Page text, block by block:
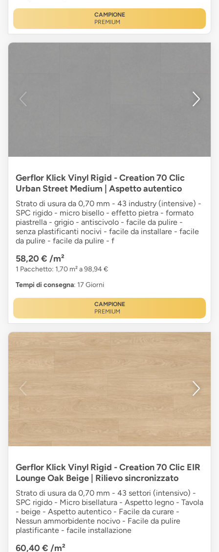
CAMPIONE
PREMIUM
Gerflor Klick Vinyl Rigid - Creation 70 Clic
Urban Street Medium | Aspetto autentico
Strato di usura da 0,70 mm - 43 industry (intensive) -
SPC rigido - micro bisello - effetto pietra - formato
piastrella - grigio - antiscivolo - facile da pulire -
senza plastificanti nocivi - facile da installare - facile
da pulire - facile da pulire - f
58,20 € /m²
1 Pacchetto: 1,70 m² a 98,94 €
Tempi di consegna: 17 Giorni
CAMPIONE
PREMIUM
Gerflor Klick Vinyl Rigid - Creation 70 Clic EIR
Lounge Oak Beige | Rilievo sincronizzato
Strato di usura da 0,70 mm - 43 settori (intensivo) -
SPC rigido - Micro bisellatura - Aspetto legno - Tavola
- beige - Aspetto autentico - Facile da curare -
Nessun ammorbidente nocivo - Facile da pulire
plastificante - facile installazione
60,40 € /m²